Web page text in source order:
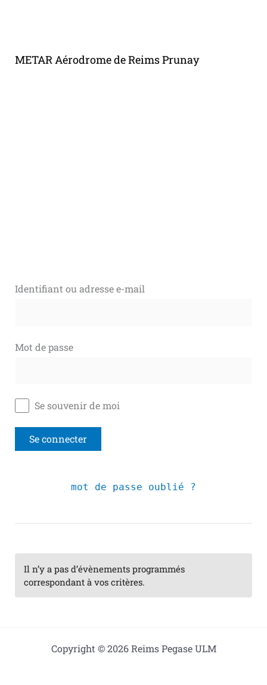
METAR Aérodrome de Reims Prunay
Identifiant ou adresse e-mail
Mot de passe
Se souvenir de moi
mot de passe oublié ?
Il n’y a pas d’évènements programmés
correspondant à vos critères.
Copyright © 2026 Reims Pegase ULM